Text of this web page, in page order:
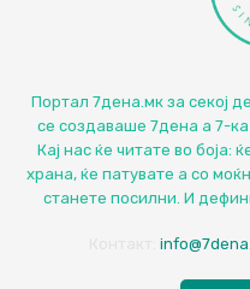
Портал 7дена.мк за секој
се создаваше 7дена а 7-
Кај нас ќе читате во боја:
храна, ќе патувате а со
станете посилни. И